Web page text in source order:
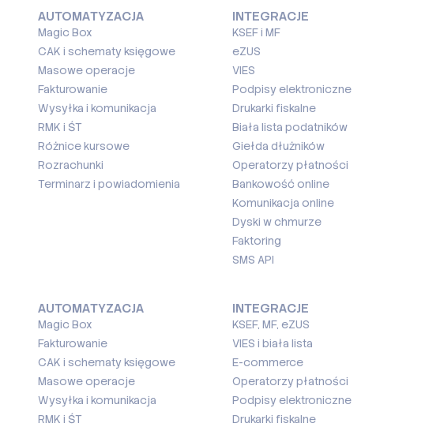
AUTOMATYZACJA
Magic Box
CAK i schematy księgowe
Masowe operacje
Fakturowanie
Wysyłka i komunikacja
RMK i ŚT
Różnice kursowe
Rozrachunki
Terminarz i powiadomienia
INTEGRACJE
KSEF i MF
eZUS
VIES
Podpisy elektroniczne
Drukarki fiskalne
Biała lista podatników
Giełda dłużników
Operatorzy płatności
Bankowość online
Komunikacja online
Dyski w chmurze
Faktoring
SMS API
AUTOMATYZACJA
Magic Box
Fakturowanie
CAK i schematy księgowe
Masowe operacje
Wysyłka i komunikacja
RMK i ŚT
INTEGRACJE
KSEF, MF, eZUS
VIES i biała lista
E-commerce
Operatorzy płatności
Podpisy elektroniczne
Drukarki fiskalne